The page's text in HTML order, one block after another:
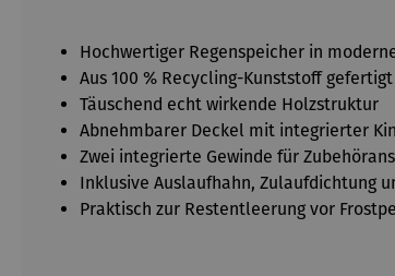
Hochwertiger Regenspeicher in
Aus 100 % Recycling-Kunststoff gefertigt
Täuschend echt wirkende Holzstruktur
Abnehmbarer Deckel mit integrierter
Zwei integrierte Gewinde für
Inklusive Auslaufhahn, Zulaufdichtung
Praktisch zur Restentleerung vor